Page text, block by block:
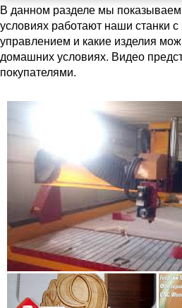
В данном разделе мы
условиях работают наши станки
управлением и какие изделия
домашних условиях. Видео
покупателями.